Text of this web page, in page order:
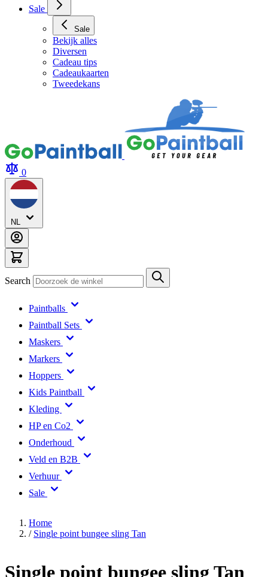
Sale
Sale
Bekijk alles
Diversen
Cadeau tips
Cadeaukaarten
Tweedekans
0
NL
Search
Paintballs
Paintball Sets
Maskers
Markers
Hoppers
Kids Paintball
Kleding
HP en Co2
Onderhoud
Veld en B2B
Verhuur
Sale
Home
/ Single point bungee sling Tan
Single point bungee sling Tan